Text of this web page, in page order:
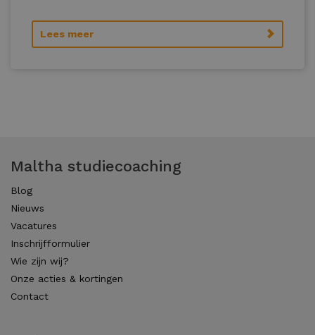
Lees meer
Maltha studiecoaching
Blog
Nieuws
Vacatures
Inschrijfformulier
Wie zijn wij?
Onze acties & kortingen
Contact